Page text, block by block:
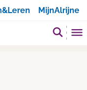
MijnAlrijne